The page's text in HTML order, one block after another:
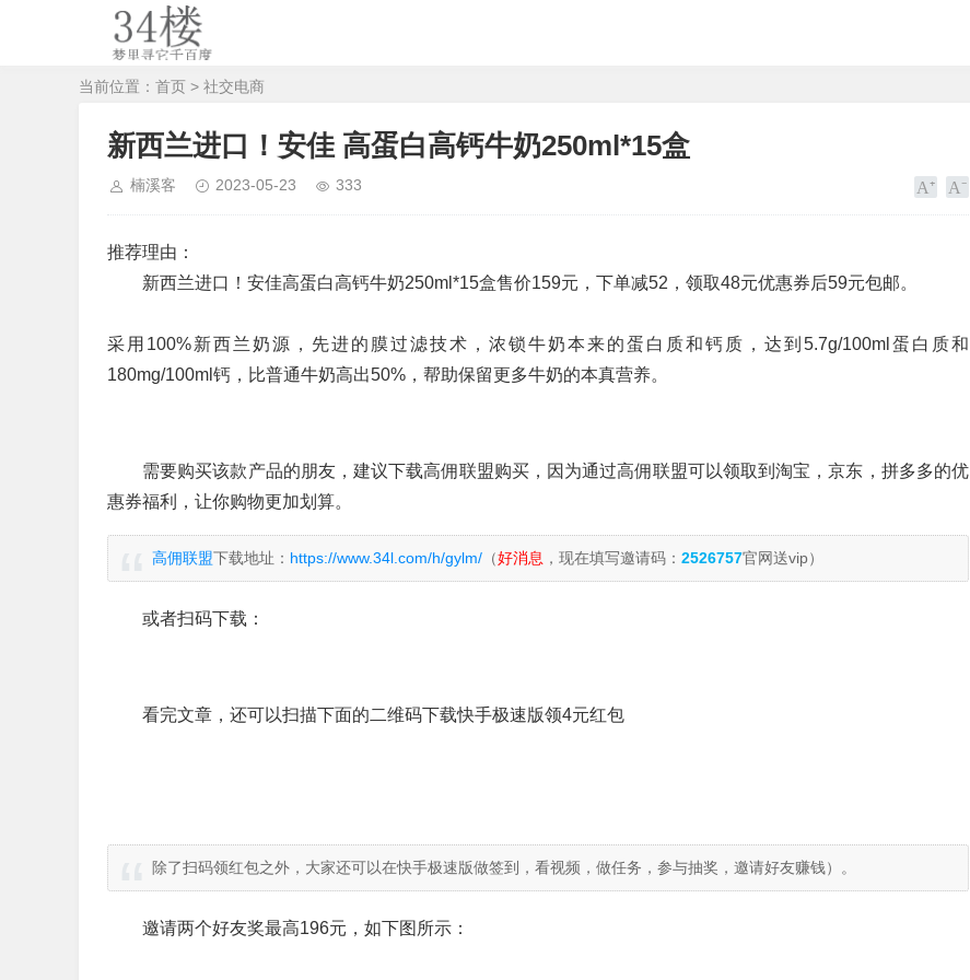
当前位置： 首页 > 社交电商
新西兰进口！安佳 高蛋白高钙牛奶250ml*15盒
楠溪客 2023-05-23 333
推荐理由：
新西兰进口！安佳高蛋白高钙牛奶250ml*15盒售价159元，下单减52，领取48元优惠券后59元包邮。
采用100%新西兰奶源，先进的膜过滤技术，浓锁牛奶本来的蛋白质和钙质，达到5.7g/100ml蛋白质和
180mg/100ml钙，比普通牛奶高出50%，帮助保留更多牛奶的本真营养。
需要购买该款产品的朋友，建议下载高佣联盟购买，因为通过高佣联盟可以领取到淘宝，京东，拼多多的优
惠券福利，让你购物更加划算。
高佣联盟下载地址： https://www.34l.com/h/gylm/ （好消息 ，现在填写邀请码： 2526757官网送vip）
或者扫码下载：
看完文章，还可以扫描下面的二维码下载快手极速版领4元红包
除了扫码领红包之外，大家还可以在快手极速版做签到，看视频，做任务，参与抽奖，邀请好友赚钱）。
邀请两个好友奖最高196元，如下图所示：